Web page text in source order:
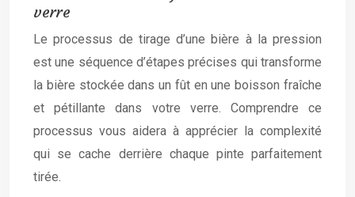
verre
Le processus de tirage d’une bière à la pression
est une séquence d’étapes précises qui transforme
la bière stockée dans un fût en une boisson fraîche
et pétillante dans votre verre. Comprendre ce
processus vous aidera à apprécier la complexité
qui se cache derrière chaque pinte parfaitement
tirée.